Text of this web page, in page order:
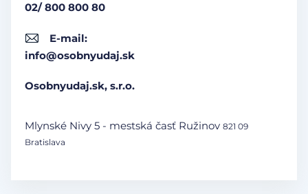
02/ 800 800 80
E-mail:
info@osobnyudaj.sk
Osobnyudaj.sk, s.r.o.
Mlynské Nivy 5 - mestská časť Ružinov 821 09
Bratislava